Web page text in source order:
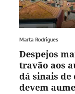
Marta Rodrigues
Despejos
travão aos
dá sinais de
devem